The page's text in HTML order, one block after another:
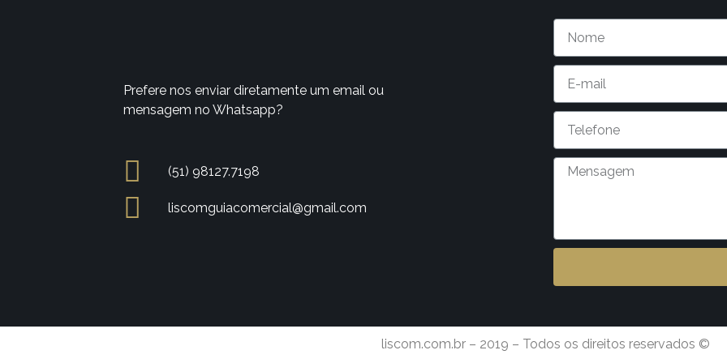
Prefere nos enviar diretamente um email ou
mensagem no Whatsapp?
(51) 98127.7198
liscomguiacomercial@gmail.com
liscom.com.br – 2019 – Todos os direitos reservados ©